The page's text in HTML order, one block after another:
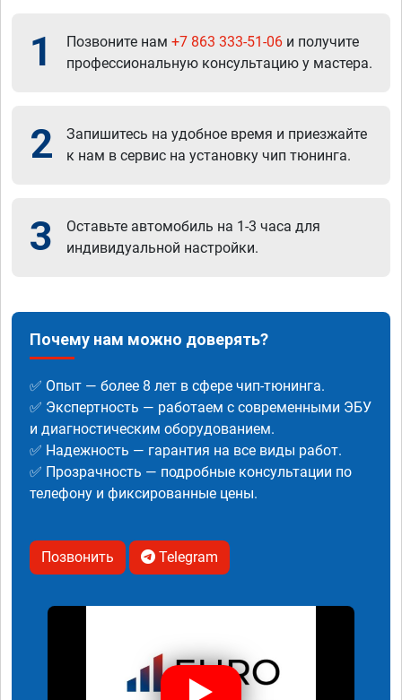
1 Позвоните нам +7 863 333-51-06 и получите
профессиональную консультацию у мастера.
2
Запишитесь на удобное время и приезжайте
к нам в сервис на установку чип тюнинга.
3
Оставьте автомобиль на 1-3 часа для
индивидуальной настройки.
Почему нам можно доверять?
✅ Опыт — более 8 лет в сфере чип-тюнинга.
✅ Экспертность — работаем с современными ЭБУ
и диагностическим оборудованием.
✅ Надежность — гарантия на все виды работ.
✅ Прозрачность — подробные консультации по
телефону и фиксированные цены.
Позвонить Telegram